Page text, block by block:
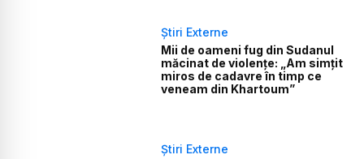
Știri Externe
Mii de oameni fug din Sudanul
măcinat de violențe: „Am simțit
miros de cadavre în timp ce
veneam din Khartoum”
Știri Externe